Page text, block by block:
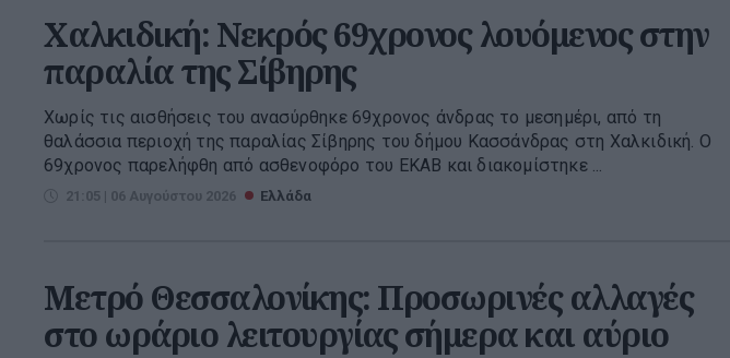
Χαλκιδική: Νεκρός 69χρονος λουόμενος στην
παραλία της Σίβηρης
Χωρίς τις αισθήσεις του ανασύρθηκε 69χρονος άνδρας το μεσημέρι, από τη
θαλάσσια περιοχή της παραλίας Σίβηρης του δήμου Κασσάνδρας στη Χαλκιδική. Ο
69χρονος παρελήφθη από ασθενοφόρο του ΕΚΑΒ και διακομίστηκε ...
21:05 | 06 Αυγούστου 2026 Ελλάδα
Μετρό Θεσσαλονίκης: Προσωρινές αλλαγές
στο ωράριο λειτουργίας σήμερα και αύριο